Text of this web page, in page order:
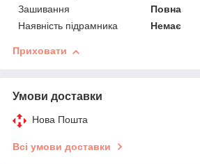
Зашивання
Повна
Наявність підрамника
Немає
Приховати
Умови доставки
Нова Пошта
Всі умови доставки